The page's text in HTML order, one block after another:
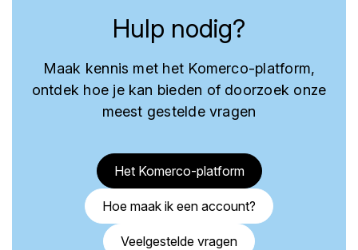
Hulp nodig?
Maak kennis met het Komerco-platform,
ontdek hoe je kan bieden of doorzoek onze
meest gestelde vragen
Het Komerco-platform
Hoe maak ik een account?
Veelgestelde vragen